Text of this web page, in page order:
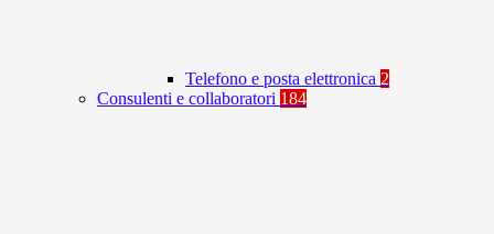
Telefono e posta elettronica 2
Consulenti e collaboratori 184